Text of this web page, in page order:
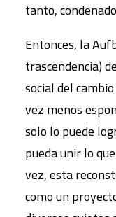
tanto,
Entonces, la
trascendencia)
social del
vez menos
solo lo puede
pueda unir lo
vez, esta
como un